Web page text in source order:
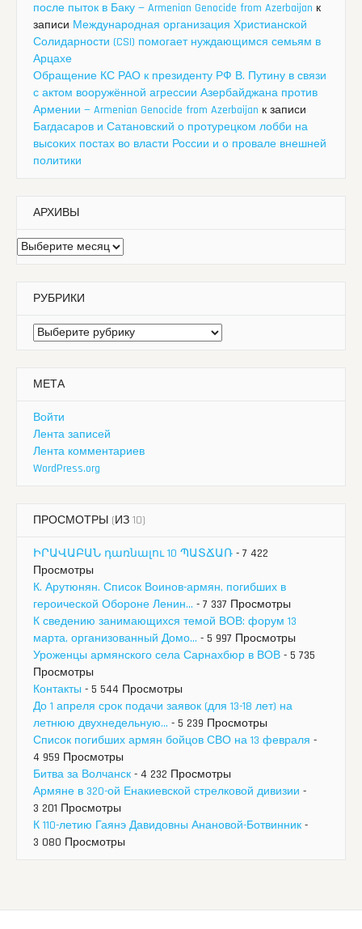
после пыток в Баку — Armenian Genocide from Azerbaijan к
записи Международная организация Христианской
Солидарности (CSI) помогает нуждающимся семьям в
Арцахе
Обращение КС РАО к президенту РФ В. Путину в связи
с актом вооружённой агрессии Азербайджана против
Армении — Armenian Genocide from Azerbaijan к записи
Багдасаров и Сатановский о протурецком лобби на
высоких постах во власти России и о провале внешней
политики
АРХИВЫ
Архивы
РУБРИКИ
Рубрики
МЕТА
Войти
Лента записей
Лента комментариев
WordPress.org
ПРОСМОТРЫ (ИЗ 10)
ԻՐԱՎԱԲԱՆ դառնալու 10 ՊԱՏՃԱՌ - 7 422
Просмотры
К. Арутюнян. Список Воинов-армян, погибших в
героической Обороне Ленин... - 7 337 Просмотры
К сведению занимающихся темой ВОВ: форум 13
марта, организованный Домо... - 5 997 Просмотры
Уроженцы армянского села Сарнахбюр в ВОВ - 5 735
Просмотры
Контакты - 5 544 Просмотры
До 1 апреля срок подачи заявок (для 13-18 лет) на
летнюю двухнедельную... - 5 239 Просмотры
Список погибших армян бойцов СВО на 13 февраля -
4 959 Просмотры
Битва за Волчанск - 4 232 Просмотры
Армяне в 320-ой Енакиевской стрелковой дивизии -
3 201 Просмотры
К 110-летию Гаянэ Давидовны Анановой-Ботвинник -
3 080 Просмотры